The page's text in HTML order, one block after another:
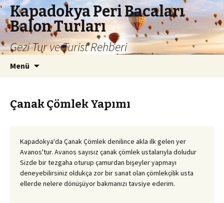
Kapadokya Peri Bacaları
Balon Turları
Gezi Tur ve Turist Rehberi
Menü
Çanak Çömlek Yapımı
Kapadokya'da Çanak Çömlek denilince akla ilk gelen yer
Avanos'tur. Avanos sayısız çanak çömlek ustalarıyla doludur
Sizde bir tezgaha oturup çamurdan bişeyler yapmayı
deneyebilirsiniz oldukça zor bir sanat olan çömlekçilik usta
ellerde nelere dönüşüyor bakmanızı tavsiye ederim.